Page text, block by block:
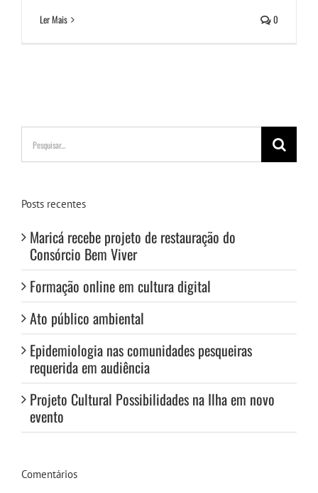
Ler Mais 0
Buscar
resultados
para:
Posts recentes
Maricá recebe projeto de restauração do
Consórcio Bem Viver
Formação online em cultura digital
Ato público ambiental
Epidemiologia nas comunidades pesqueiras
requerida em audiência
Projeto Cultural Possibilidades na Ilha em novo
evento
Comentários